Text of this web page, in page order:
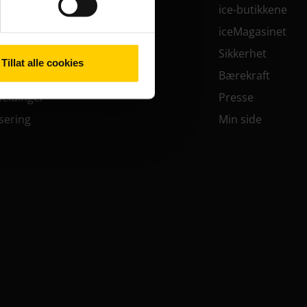
Tillat alle cookies
PIN og PUK
ice-butikkene
iceMagasinet
Sikkerhet
Bærekraft
Presse
Min side